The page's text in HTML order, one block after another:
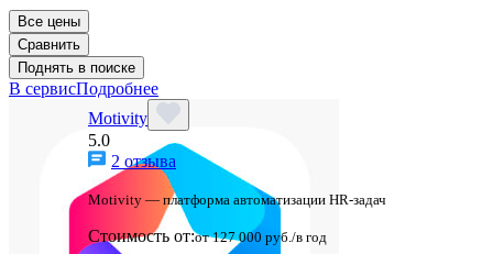
Все цены
Сравнить
Поднять в поиске
В сервисПодробнее
Motivity
5.0
2 отзыва
Motivity — платформа автоматизации HR-задач
Стоимость от:от 127 000 руб./в год